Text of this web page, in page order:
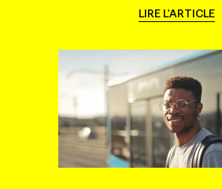
LIRE L'ARTICLE